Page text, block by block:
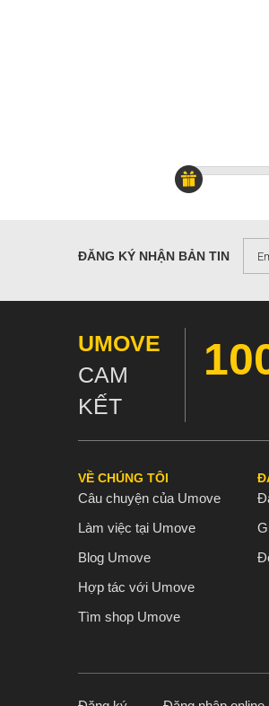
ĐĂNG KÝ NHẬN BẢN TIN
UMOVE
CAM
KẾT
VỀ CHÚNG TÔI
Câu chuyện của Umove
Làm việc tại Umove
Blog Umove
Hợp tác với Umove
Tìm shop Umove